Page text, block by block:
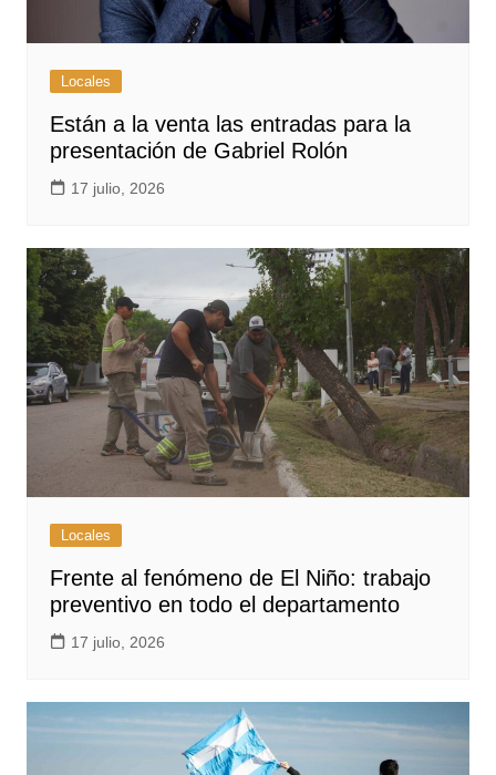
Locales
Están a la venta las entradas para la
presentación de Gabriel Rolón
17 julio, 2026
Locales
Frente al fenómeno de El Niño: trabajo
preventivo en todo el departamento
17 julio, 2026